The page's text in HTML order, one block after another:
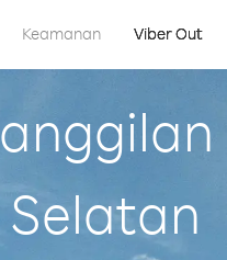
Keamanan Viber Out